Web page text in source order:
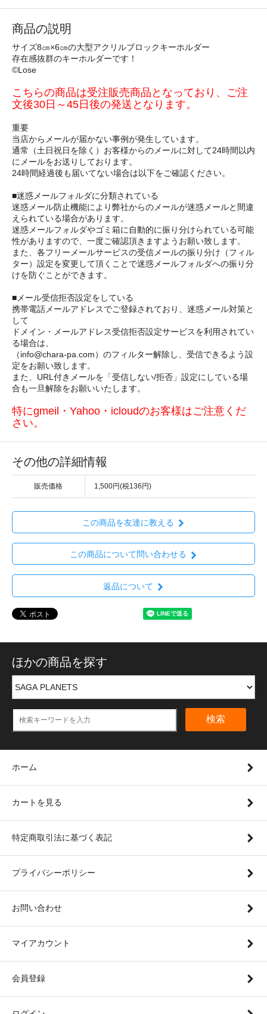
商品の説明
サイズ8㎝×6㎝の大型アクリルブロックキーホルダー
存在感抜群のキーホルダーです！
©Lose
こちらの商品は受注販売商品となっており、ご注
文後30日～45日後の発送となります。
重要
当店からメールが届かない事例が発生しています。
通常（土日祝日を除く）お客様からのメールに対して24時間以内
にメールをお送りしております。
24時間経過後も届いてない場合は以下をご確認ください。
■迷惑メールフォルダに分類されている
迷惑メール防止機能により弊社からのメールが迷惑メールと間違
えられている場合があります。
迷惑メールフォルダやゴミ箱に自動的に振り分けられている可能
性がありますので、一度ご確認頂きますようお願い致します。
また、各フリーメールサービスの受信メールの振り分け（フィル
ター）設定を変更して頂くことで迷惑メールフォルダへの振り分
けを防ぐことができます。
■メール受信拒否設定をしている
携帯電話メールアドレスでご登録されており、迷惑メール対策と
して
ドメイン・メールアドレス受信拒否設定サービスを利用されてい
る場合は、
（info@chara-pa.com）のフィルター解除し、受信できるよう設
定をお願い致します。
また、URL付きメールを「受信しない/拒否」設定にしている場
合も一旦解除をお願いいたします。
特にgmeil・Yahoo・icloudのお客様はご注意くだ
さい。
その他の詳細情報
販売価格 1,500円(税136円)
この商品を友達に教える
この商品について問い合わせる
返品について
ほかの商品を探す
検索
ホーム
カートを見る
特定商取引法に基づく表記
プライバシーポリシー
お問い合わせ
マイアカウント
会員登録